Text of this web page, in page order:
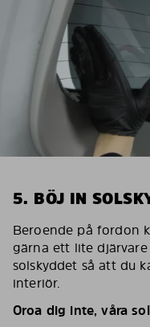
5. BÖJ IN
Beroende på fordon
gärna ett lite
solskyddet så att du
interiör.
Oroa dig inte, våra